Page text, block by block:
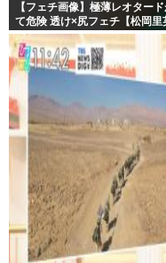
【フェチ画像】極薄レオター
て危険 透け×尻フェチ【松岡里